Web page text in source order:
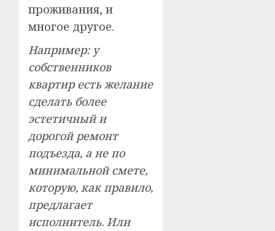
проживания, и
многое другое.
Например: у
собственников
квартир есть желание
сделать более
эстетичный и
дорогой ремонт
подъезда, а не по
минимальной смете,
которую, как правило,
предлагает
исполнитель. Или